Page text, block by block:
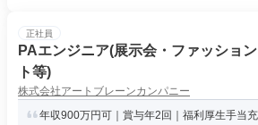
正社員
PAエンジニア(展示会・ファッショ
ト等)
株式会社アートブレーンカンパニー
年収900万円可｜賞与年2回｜福利厚生手当